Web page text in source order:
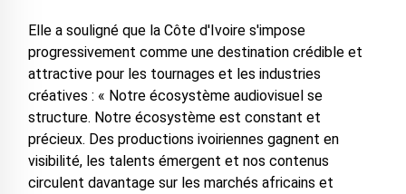
Elle a souligné que la Côte d'Ivoire s'impose
progressivement comme une destination crédible et
attractive pour les tournages et les industries
créatives : « Notre écosystème audiovisuel se
structure. Notre écosystème est constant et
précieux. Des productions ivoiriennes gagnent en
visibilité, les talents émergent et nos contenus
circulent davantage sur les marchés africains et